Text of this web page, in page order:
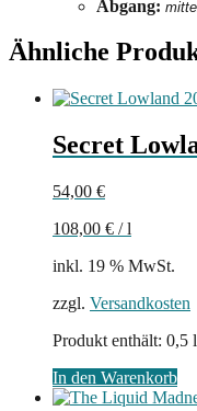
Abgang:
Ähnliche
Secret
54,00 €
108,00 € /l
inkl. 19 % MwSt.
zzgl. Versandkosten
Produkt enthält: 0,5 l
In den Warenkorb